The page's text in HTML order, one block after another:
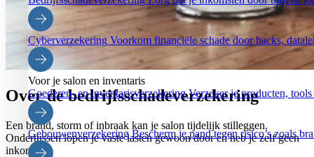
Cyberverzekering Voorkom financiële schade door hacks,
Voor je salon en inventaris
Goederen- en inventarisverzekeringVerzeker je producten,
GebouwenverzekeringBescherm je pand tegen risico’s zoals
Over de bedrijfsschadeverzekering
Een brand, storm of inbraak kan je salon tijdelijk stilleggen.
Ondertussen lopen je vaste lasten gewoon door en heb je zelf geen
inkomen.